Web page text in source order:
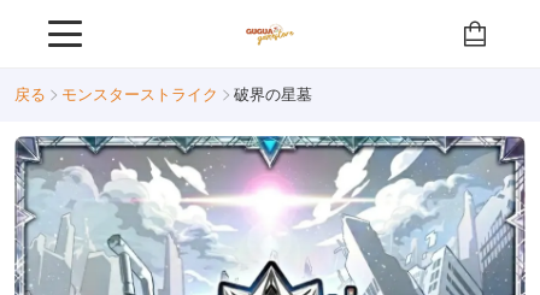
戻る モンスターストライク 破界の星墓